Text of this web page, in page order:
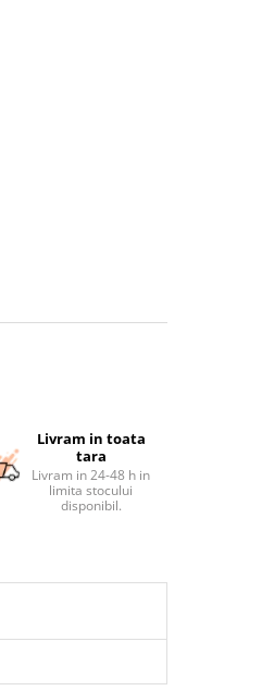
Livram in toata
tara
Livram in 24-48 h in
limita stocului
disponibil.